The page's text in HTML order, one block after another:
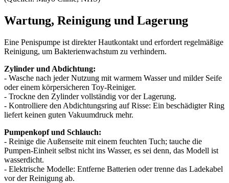
Wartung, Reinigung und Lagerung
Eine Penispumpe ist direkter Hautkontakt und erfordert regelmäßige
Reinigung, um Bakterienwachstum zu verhindern.
Zylinder und Abdichtung:
- Wasche nach jeder Nutzung mit warmem Wasser und milder Seife
oder einem körpersicheren Toy-Reiniger.
- Trockne den Zylinder vollständig vor der Lagerung.
- Kontrolliere den Abdichtungsring auf Risse: Ein beschädigter Ring
liefert keinen guten Vakuumdruck mehr.
Pumpenkopf und Schlauch:
- Reinige die Außenseite mit einem feuchten Tuch; tauche die
Pumpen-Einheit selbst nicht ins Wasser, es sei denn, das Modell ist
wasserdicht.
- Elektrische Modelle: Entferne Batterien oder trenne das Ladekabel
vor der Reinigung ab.